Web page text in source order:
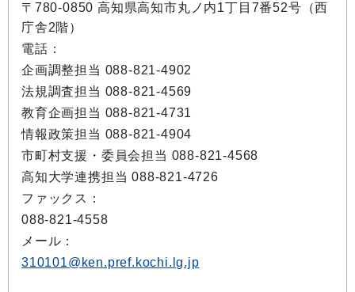
〒780-0850 高知県高知市丸ノ内1丁目7番52号（西
庁舎2階）
電話：
企画調整担当 088-821-4902
法規調査担当 088-821-4569
教育企画担当 088-821-4731
情報政策担当 088-821-4904
市町村支援・委員会担当 088-821-4568
高知大学連携担当 088-821-4726
ファックス：
088-821-4558
メール：
310101@ken.pref.kochi.lg.jp